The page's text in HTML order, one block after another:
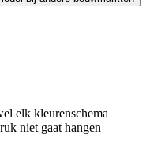
elk kleurenschema
niet gaat hangen